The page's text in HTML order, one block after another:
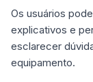
Os usuários
explicativos e
esclarecer
equipamento.